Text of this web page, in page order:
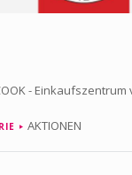
-
AKTIONEN